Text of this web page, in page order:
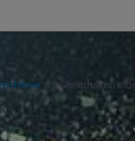
an. Sie erhalten